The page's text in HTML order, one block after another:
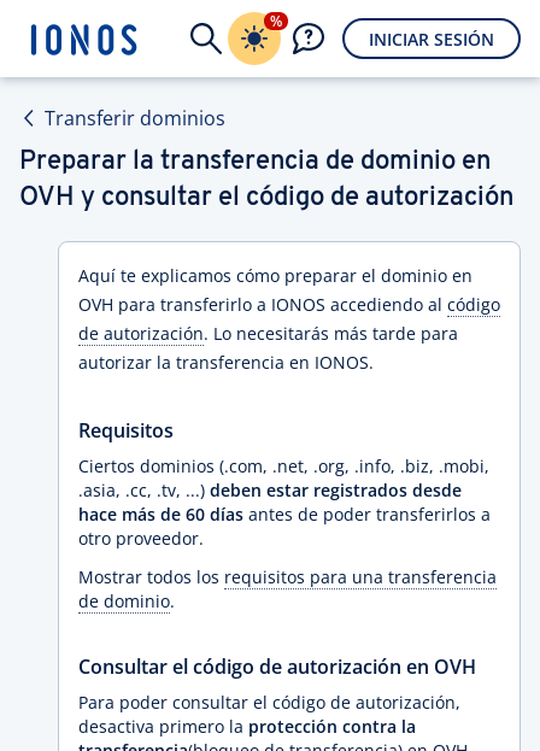
%
INICIAR SESIÓN
Transferir dominios
Preparar la transferencia de dominio en
OVH y consultar el código de autorización
Aquí te explicamos cómo preparar el dominio en
OVH para transferirlo a IONOS accediendo al código
de autorización. Lo necesitarás más tarde para
autorizar la transferencia en IONOS.
Requisitos
Ciertos dominios (.com, .net, .org, .info, .biz, .mobi,
.asia, .cc, .tv, ...) deben estar registrados desde
hace más de 60 días antes de poder transferirlos a
otro proveedor.
Mostrar todos los requisitos para una transferencia
de dominio.
Consultar el código de autorización en OVH
Para poder consultar el código de autorización,
desactiva primero la protección contra la